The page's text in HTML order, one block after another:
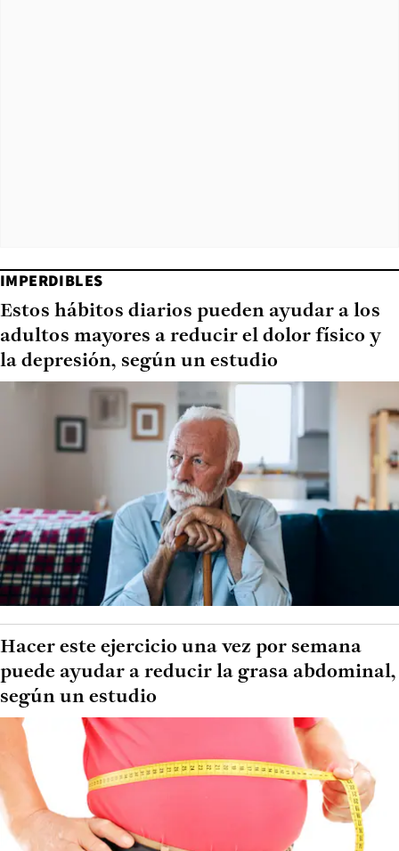
IMPERDIBLES
Estos hábitos diarios pueden ayudar a los
adultos mayores a reducir el dolor físico y
la depresión, según un estudio
Hacer este ejercicio una vez por semana
puede ayudar a reducir la grasa abdominal,
según un estudio